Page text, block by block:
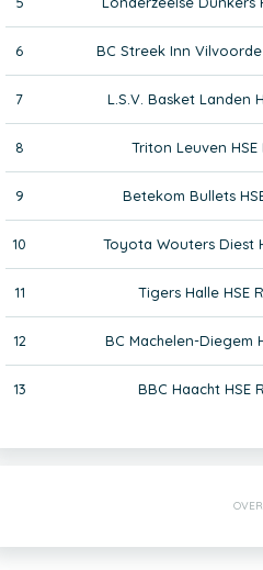
6 BC Streek Inn Vilvoorde
7 L.S.V. Basket Landen
8 Triton Leuven HSE
9 Betekom Bullets
10 Toyota Wouters Diest
11 Tigers Halle HSE R
12 BC Machelen-Diegem
13 BBC Haacht HSE R